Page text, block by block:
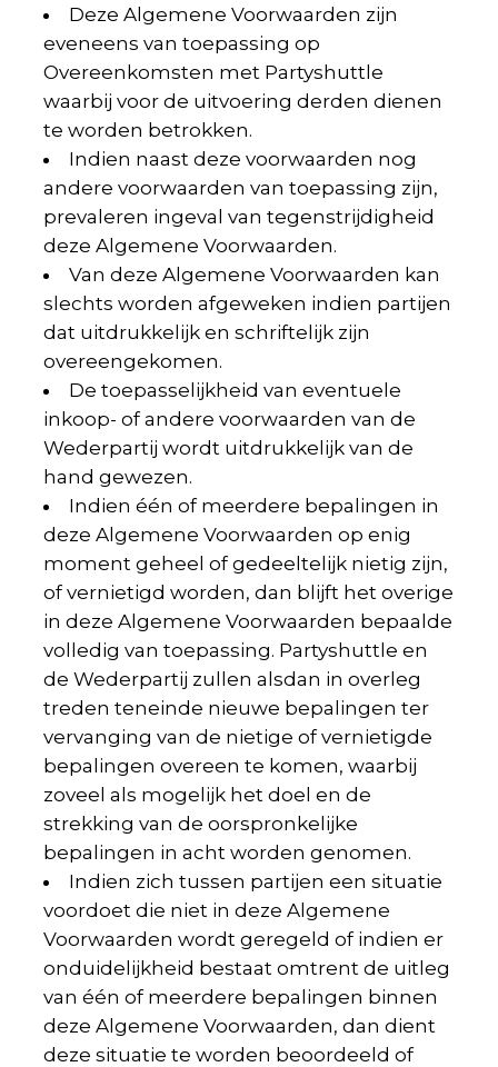
Deze Algemene Voorwaarden zijn
eveneens van toepassing op
Overeenkomsten met Partyshuttle
waarbij voor de uitvoering derden dienen
te worden betrokken.
Indien naast deze voorwaarden nog
andere voorwaarden van toepassing zijn,
prevaleren ingeval van tegenstrijdigheid
deze Algemene Voorwaarden.
Van deze Algemene Voorwaarden kan
slechts worden afgeweken indien partijen
dat uitdrukkelijk en schriftelijk zijn
overeengekomen.
De toepasselijkheid van eventuele
inkoop- of andere voorwaarden van de
Wederpartij wordt uitdrukkelijk van de
hand gewezen.
Indien één of meerdere bepalingen in
deze Algemene Voorwaarden op enig
moment geheel of gedeeltelijk nietig zijn,
of vernietigd worden, dan blijft het overige
in deze Algemene Voorwaarden bepaalde
volledig van toepassing. Partyshuttle en
de Wederpartij zullen alsdan in overleg
treden teneinde nieuwe bepalingen ter
vervanging van de nietige of vernietigde
bepalingen overeen te komen, waarbij
zoveel als mogelijk het doel en de
strekking van de oorspronkelijke
bepalingen in acht worden genomen.
Indien zich tussen partijen een situatie
voordoet die niet in deze Algemene
Voorwaarden wordt geregeld of indien er
onduidelijkheid bestaat omtrent de uitleg
van één of meerdere bepalingen binnen
deze Algemene Voorwaarden, dan dient
deze situatie te worden beoordeeld of